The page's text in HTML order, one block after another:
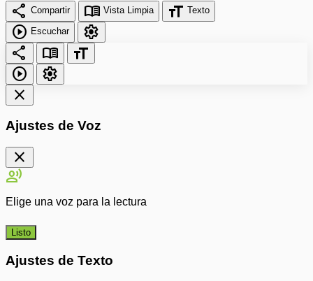
share Compartir menu_book Vista Limpia format_size Texto
play_circle Escuchar
settings
share
menu_book
format_size
play_circle
settings
close
Ajustes de Voz
close
record_voice_over
Elige una voz para la lectura
Listo
Ajustes de Texto